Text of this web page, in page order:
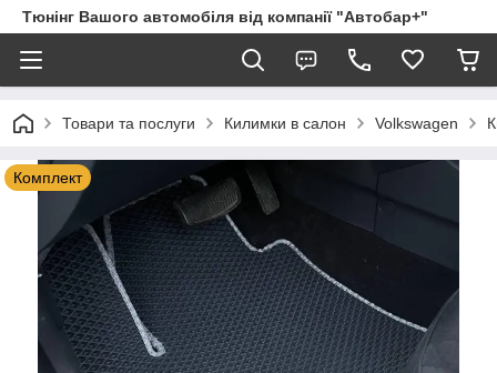
Тюнінг Вашого автомобіля від компанії "Автобар+"
Товари та послуги Килимки в салон Volkswagen
Комплект